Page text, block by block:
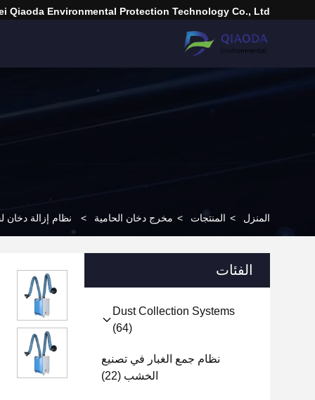
Qiaoda Environmental Protection Technology Co., Ltd.
المنزل > المنتجات > مخرج دخان الحامية > نظام إزالة دخان
الفئات
Dust Collection Systems
(64)
نظام جمع الغبار في تصنيع
الخشب (22)